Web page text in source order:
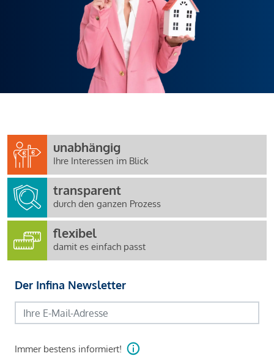
unabhängig
Ihre Interessen im Blick
transparent
durch den ganzen Prozess
flexibel
damit es einfach passt
Der Infina Newsletter
Immer bestens informiert!